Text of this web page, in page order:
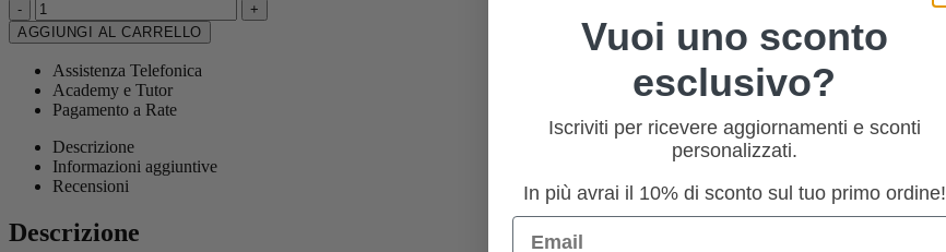
-
+
AGGIUNGI AL CARRELLO
Assistenza Telefonica
Academy e Tutor
Pagamento a Rate
Descrizione
Informazioni aggiuntive
Recensioni
Descrizione
Vuoi uno sconto
esclusivo?
Iscriviti per ricevere aggiornamenti e sconti
personalizzati.
In più avrai il 10% di sconto sul tuo primo ordine!
Email